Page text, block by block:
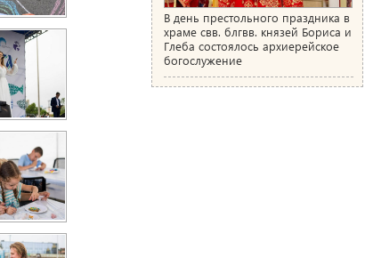
В день престольного праздника в
храме свв. блгвв. князей Бориса и
Глеба состоялось архиерейское
богослужение